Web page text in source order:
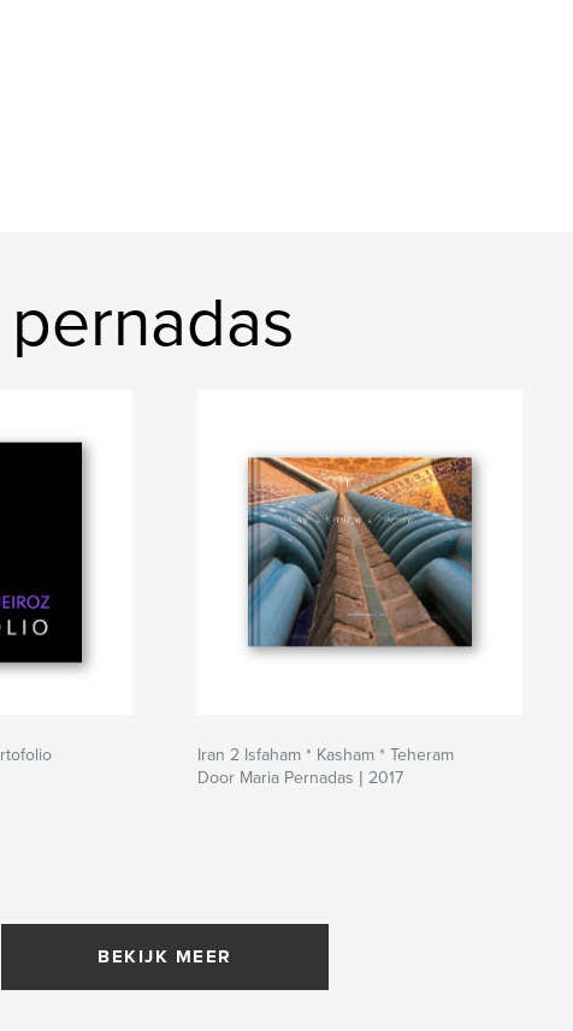
Iran 2 Isfaham * Kasham * Teheram
Door Maria Pernadas | 2017
BEKIJK MEER